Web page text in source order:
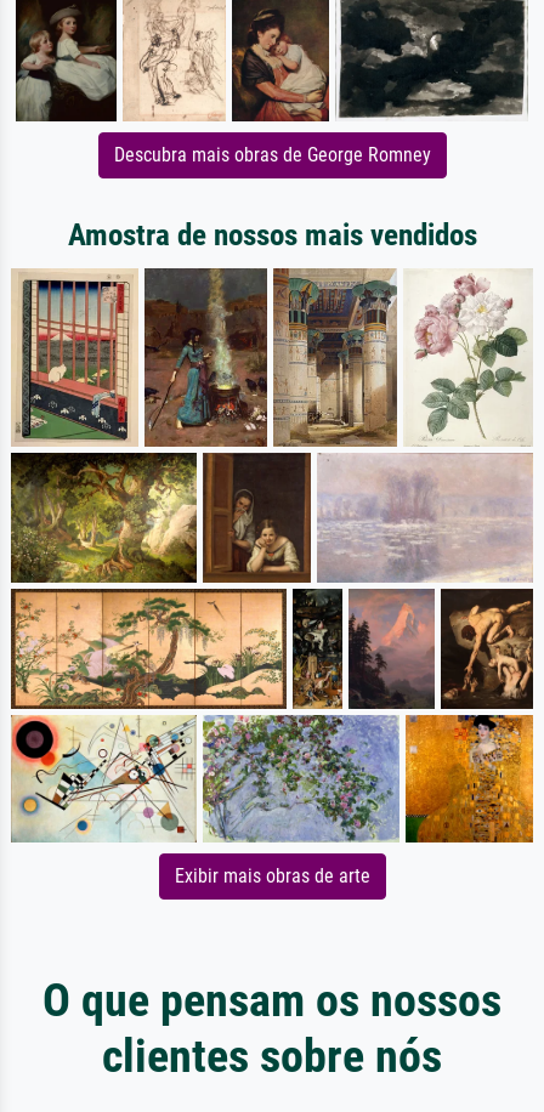
Descubra mais obras de George Romney
Amostra de nossos mais vendidos
Exibir mais obras de arte
O que pensam os nossos
clientes sobre nós